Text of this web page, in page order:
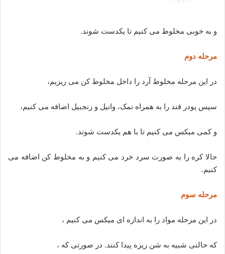
و به خوبی مخلوط می کنیم تا یکدست شوند.
مرحله دوم
در این مرحله مخلوط آرد را داخل مخلوط کن می ریزیم،
سپس پودر قند را به همراه نمک، وانیل و زنجبیل اضافه می کنیم،
و کمی میکس می کنیم تا با هم یکدست شوند.
حالا کره را به صورت سرد خرد می کنیم و به مخلوط کن اضافه می
کنیم.
مرحله سوم
در این مرحله مواد را به اندازه ای میکس می کنیم ،
که حالتی شبیه به شن ریزه پیدا کنند. در صورتی که ،